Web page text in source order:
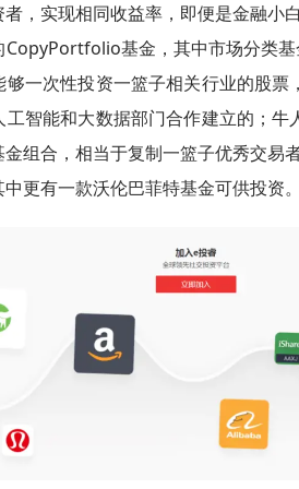
，实现相同收益率，即便是金融小
CopyPortfolio基金，其中市场分类
一次性投资一篮子相关行业的股
智能和大数据部门合作建立的；
组合，相当于复制一篮子优秀交易
更有一款沃伦巴菲特基金可供投资。